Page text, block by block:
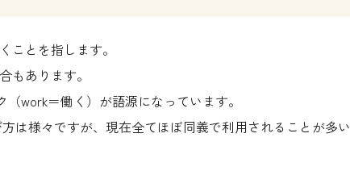
ことを指します。
もあります。
work＝働く）が語源になっています。
は様々ですが、現在全てほぼ同義で利用されることが多い